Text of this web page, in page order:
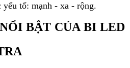
tố: mạnh - xa - rộng.
BẬT CỦA BI LED